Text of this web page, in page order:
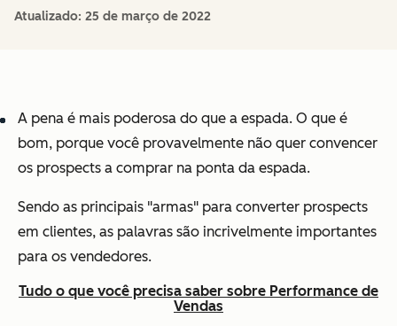
Atualizado: 25 de março de 2022
A pena é mais poderosa do que a espada. O que é
bom, porque você provavelmente não quer convencer
os prospects a comprar na ponta da espada.
Sendo as principais "armas" para converter prospects
em clientes, as palavras são incrivelmente importantes
para os vendedores.
Tudo o que você precisa saber sobre Performance de
Vendas